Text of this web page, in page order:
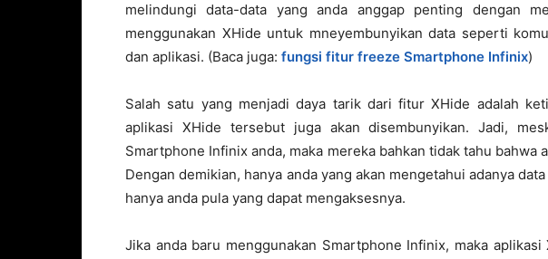
melindungi data-data yang anda anggap penting dengan
menggunakan XHide untuk mneyembunyikan data seperti
dan aplikasi. (Baca juga: fungsi fitur freeze Smartphone Infinix)
Salah satu yang menjadi daya tarik dari fitur XHide adalah
aplikasi XHide tersebut juga akan disembunyikan. Jadi,
Smartphone Infinix anda, maka mereka bahkan tidak tahu bahwa
Dengan demikian, hanya anda yang akan mengetahui adanya
hanya anda pula yang dapat mengaksesnya.
Jika anda baru menggunakan Smartphone Infinix, maka